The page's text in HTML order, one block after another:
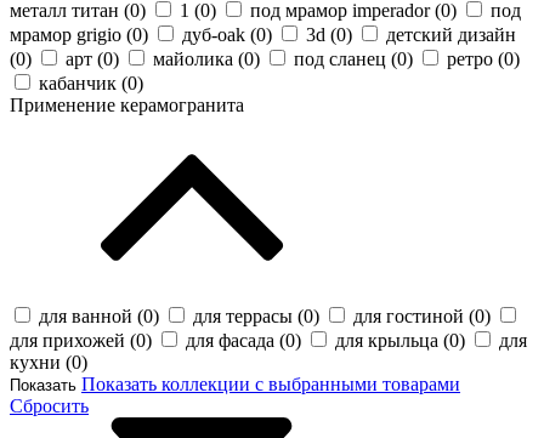
металл титан (0) 1 (0) под мрамор imperador (0)
под
мрамор grigio (0) дуб-oak (0) 3d (0)
детский дизайн
(0) арт (0) майолика (0) под сланец (0) ретро (0)
кабанчик (0)
Применение керамогранита
для ванной (0) для террасы (0) для гостиной (0)
для прихожей (0) для фасада (0) для крыльца (0)
для
кухни (0)
Показать Показать коллекции с выбранными товарами
Сбросить